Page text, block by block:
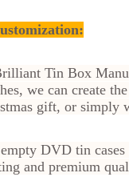
:
Tin Box
we can create
gift, or simply
DVD tin
and premium